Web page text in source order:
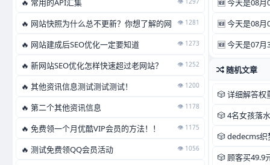
🔥 常用的API汇集
🔥 网站快照为什么总不更新？你想了解的网 👁️ 1281
🔥 网站建成后SEO优化一定要知道 👁️ 1273
🔥 新网站SEO优化怎样快速超过老网站？ 👁️ 1252
🔥 其他资讯信息测试测试测试！ 👁️ 1200
🔥 第二个其他资讯信息 👁️ 1178
🔥 免费领一个月优酷VIP会员的方法！！ 👁️ 1175
🔥 测试免费领QQ会员活动 👁️ 1056
🆕 今天是08
🆕 今天是08
🆕 今天是07
随机文章
🎲 详细解答权
🎲 4名女孩落
🎲 dedecms
🎲 顾客买49.9